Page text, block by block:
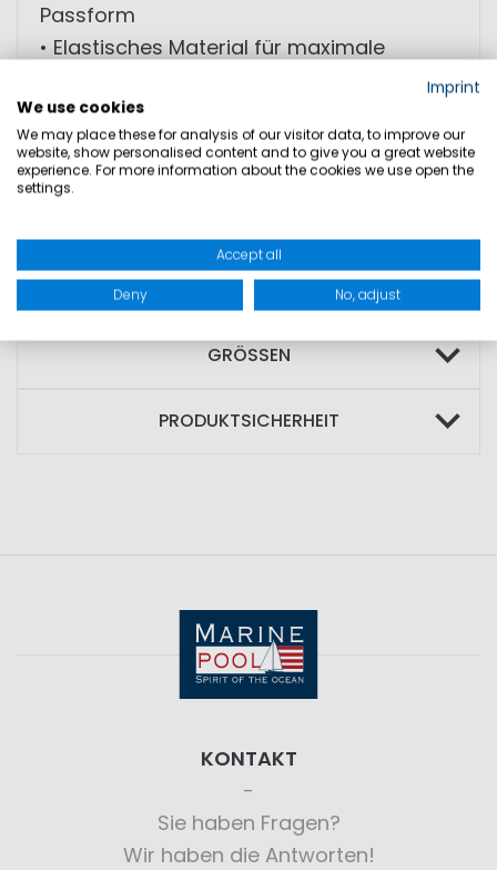
Passform
• Elastisches Material für maximale
• Mid Waist Schnitt
• Klassischer 5-Pocket Stil
• Zeitloser Blue Denim Look
MATERIAL: 72% Baumwolle; 16% Polyester;
9% Viskose; 3% Elasthan
GRÖSSEN
PRODUKTSICHERHEIT
KONTAKT
Sie haben Fragen?
Wir haben die Antworten!
Imprint
We use cookies
We may place these for analysis of our visitor data, to improve our
website, show personalised content and to give you a great website
experience. For more information about the cookies we use open the
settings.
Accept all
Deny No, adjust